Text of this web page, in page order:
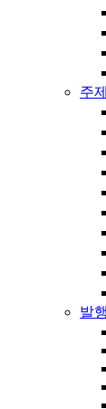
주
발